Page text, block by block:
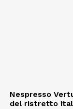
Nespresso
del ristretto